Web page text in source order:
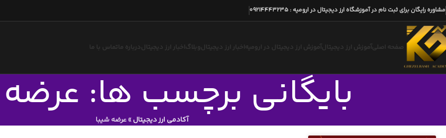
مشاوره رایگان برای ثبت نام در آموزشگاه ارز دیجیتال در ارومیه :
09214443235
صفحه اصلیآموزش ارز دیجیتالآموزش ارز دیجیتال در ارومیه اخبار ارز دیجیتالوبلاگ اخبار ارز دیجیتالدرباره ماتماس با ما
بایگانی برچسب ها:
آکادمی ارز دیجیتال»عرضه شیبا